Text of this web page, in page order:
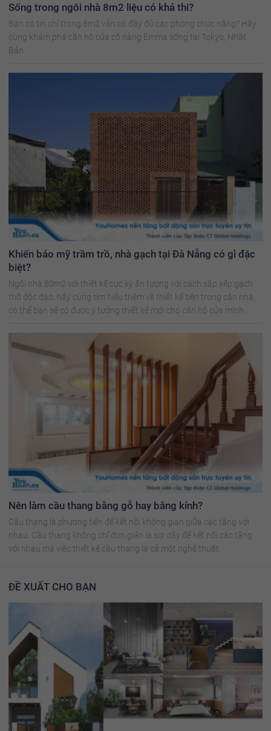
Sống trong ngôi nhà 8m2 liệu có khả thi?
Bạn có tin chỉ trong 8m2 vẫn có đầy đủ các phòng chức năng? Hãy
cùng khám phá căn hộ của cô nàng Emma sống tại Tokyo, Nhật
Bản.
Khiến báo mỹ trầm trồ, nhà gạch tại Đà Nẵng có gì đặc
biệt?
Ngôi nhà 80m2 với thiết kế cực kỳ ấn tượng với cách sắp xếp gạch
thô độc đáo, hãy cùng tìm hiểu thêm về thiết kế bên trong căn nhà,
có thể bạn sẽ có được ý tưởng thiết kế mới cho căn hộ của mình.
Nên làm cầu thang bằng gỗ hay bằng kính?
Cầu thang là phương tiện để kết nối không gian giữa các tầng với
nhau. Cầu thang không chỉ đơn giản là sợi dây để kết nối các tầng
với nhau mà việc thiết kế cầu thang là cả một nghệ thuật.
ĐỀ XUẤT CHO BẠN